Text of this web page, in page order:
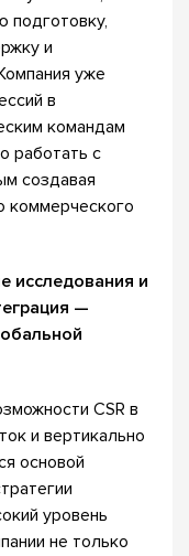
и
уже
в
командам
работать с
создавая
коммерческого
исследования и
—
CSR в
и вертикально
основой
уровень
не только